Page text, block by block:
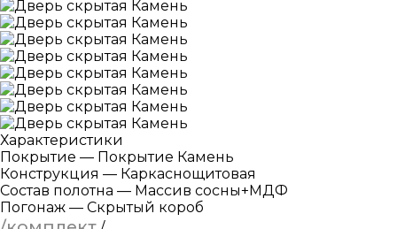
Характеристики
Покрытие — Покрытие Камень
Конструкция — Каркаснощитовая
Состав полотна — Массив сосны+МДФ
Погонаж — Скрытый короб